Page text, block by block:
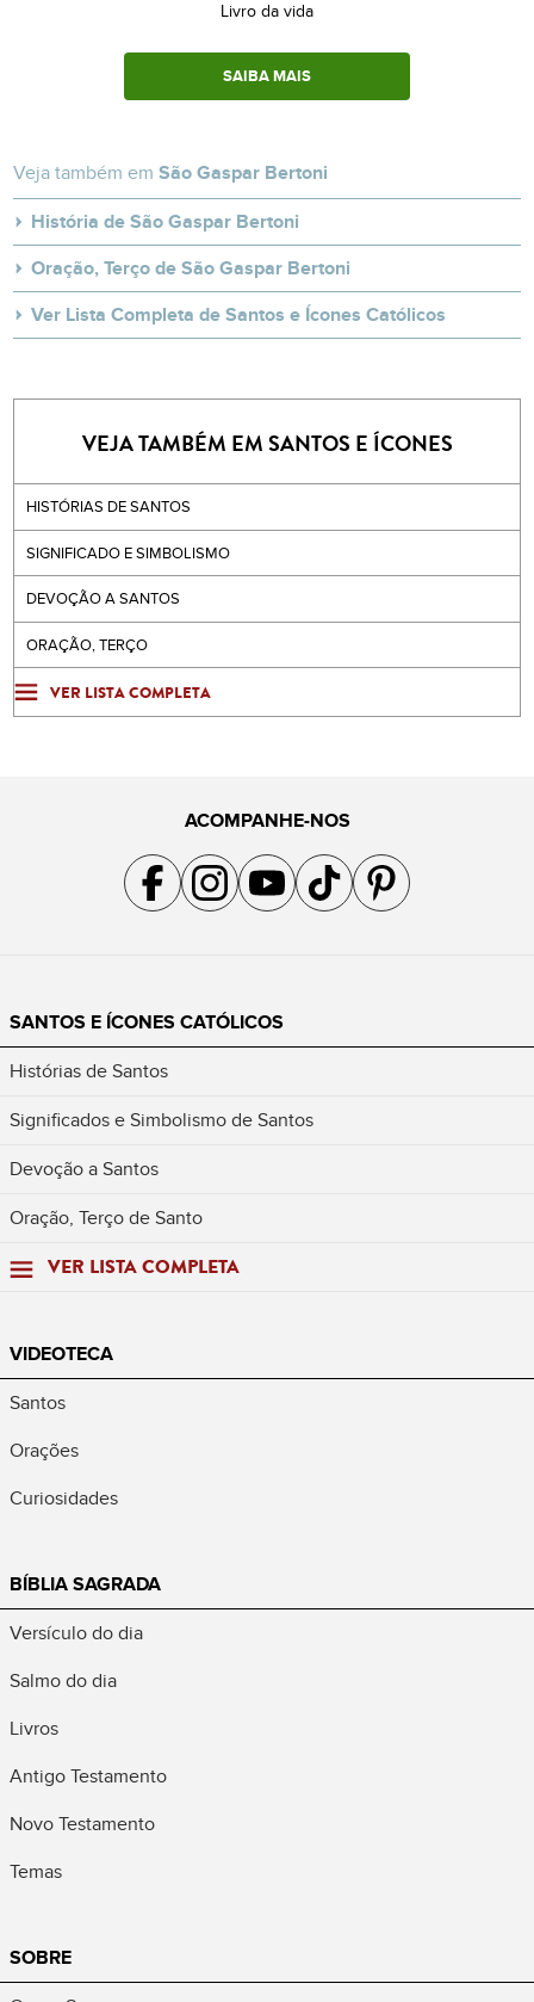
Livro da vida
SAIBA MAIS
Veja também emSão Gaspar Bertoni
História de São Gaspar Bertoni
Oração, Terço de São Gaspar Bertoni
Ver Lista Completa de Santos e Ícones Católicos
VEJA TAMBÉM EM SANTOS E ÍCONES
HISTÓRIAS DE SANTOS
SIGNIFICADO E SIMBOLISMO
DEVOÇÃO A SANTOS
ORAÇÃO, TERÇO
VER LISTA COMPLETA
ACOMPANHE-NOS
Acompanhe a gente no Facebook
Acompanhe a gente no Instagram
Acompanhe a gente no YouTube
Acompanhe a gente no TikTok
Acompanhe a gente no
SANTOS E ÍCONES CATÓLICOS
Histórias de Santos
Significados e Simbolismo de Santos
Devoção a Santos
Oração, Terço de Santo
VER LISTA COMPLETA
VIDEOTECA
Santos
Orações
Curiosidades
BÍBLIA SAGRADA
Versículo do dia
Salmo do dia
Livros
Antigo Testamento
Novo Testamento
Temas
SOBRE